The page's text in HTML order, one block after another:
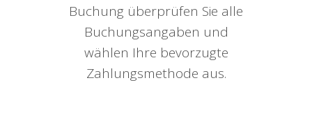
Buchung überprüfen Sie alle
Buchungsangaben und
wählen Ihre bevorzugte
Zahlungsmethode aus.